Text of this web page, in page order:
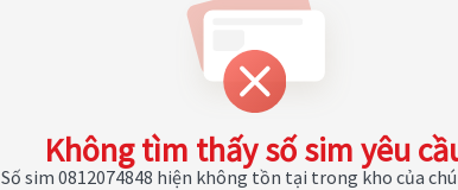
Không tìm thấy số sim yêu
Số sim 0812074848 hiện không tồn tại trong kho của